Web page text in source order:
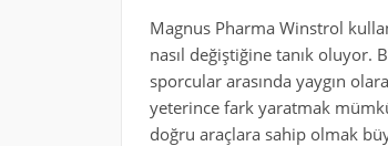
Magnus Pharma Winstrol
nasıl değiştiğine tanık
sporcular arasında yaygın
yeterince fark yaratmak
doğru araçlara sahip olmak